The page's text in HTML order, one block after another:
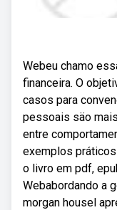
Webeu chamo
financeira. O
casos para
pessoais säo
entre
exemplos
o livro em pdf,
Webabordando a
morgan housel